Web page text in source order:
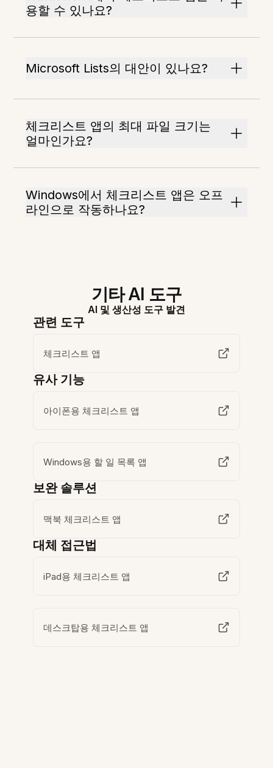
용할 수 있나요?
Microsoft Lists의 대안이 있나요?
체크리스트 앱의 최대 파일 크기는
얼마인가요?
Windows에서 체크리스트 앱은 오프
라인으로 작동하나요?
기타 AI 도구
AI 및 생산성 도구 발견
관련 도구
체크리스트 앱
유사 기능
아이폰용 체크리스트 앱
Windows용 할 일 목록 앱
보완 솔루션
맥북 체크리스트 앱
대체 접근법
iPad용 체크리스트 앱
데스크탑용 체크리스트 앱